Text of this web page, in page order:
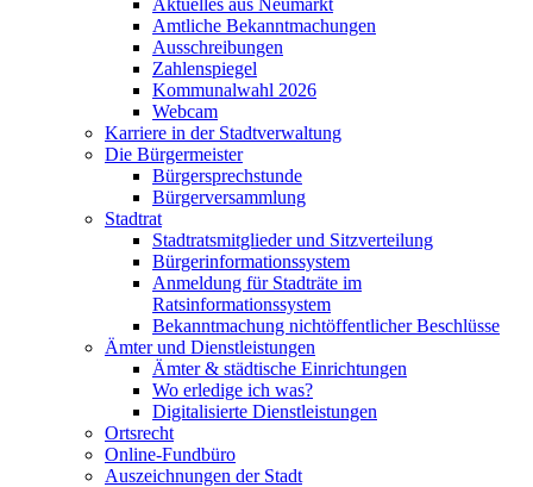
Aktuelles aus Neumarkt
Amtliche Bekanntmachungen
Ausschreibungen
Zahlenspiegel
Kommunalwahl 2026
Webcam
Karriere in der Stadtverwaltung
Die Bürgermeister
Bürgersprechstunde
Bürgerversammlung
Stadtrat
Stadtratsmitglieder und Sitzverteilung
Bürgerinformationssystem
Anmeldung für Stadträte im
Ratsinformationssystem
Bekanntmachung nichtöffentlicher Beschlüsse
Ämter und Dienstleistungen
Ämter & städtische Einrichtungen
Wo erledige ich was?
Digitalisierte Dienstleistungen
Ortsrecht
Online-Fundbüro
Auszeichnungen der Stadt